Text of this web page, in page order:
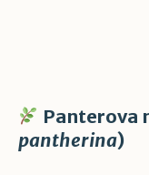
Panterova
pantherina)